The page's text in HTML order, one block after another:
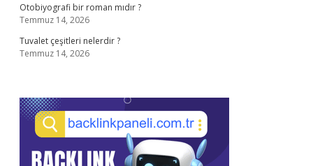
Otobiyografi bir roman mıdır ?
Temmuz 14, 2026
Tuvalet çeşitleri nelerdir ?
Temmuz 14, 2026